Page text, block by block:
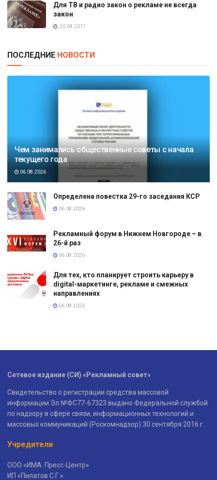
Для ТВ и радио закон о рекламе не всегда
закон
20.04.2017
ПОСЛЕДНИЕ НОВОСТИ
Чем занимались общественные советы с начала
текущего года
06.08.2026
Определена повестка 29-го заседания КСР
06.08.2026
Рекламный форум в Нижнем Новгороде – в
26-й раз
06.08.2026
Для тех, кто планирует строить карьеру в
digital-маркетинге, рекламе и смежных
направлениях
06.08.2026
Сетевое издание (СИ) «Рекламный совет»
Свидетельство о регистрации средства массовой
информации Эл №ФС77-67323 выдано Федеральной службой
по надзору в сфере связи, информационных технологий и
массовых коммуникаций (Роскомнадзор) 30 сентября 2016 г.
Учредители
ООО «ИМА. Пресс-Центр»
ИП «Пилатов С.Г.»